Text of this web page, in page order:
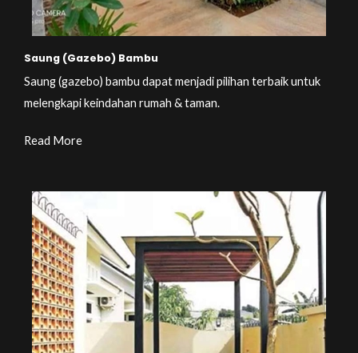
Saung (Gazebo) Bambu
Saung (gazebo) bambu dapat menjadi pilihan terbaik untuk
melengkapi keindahan rumah & taman.
Read More